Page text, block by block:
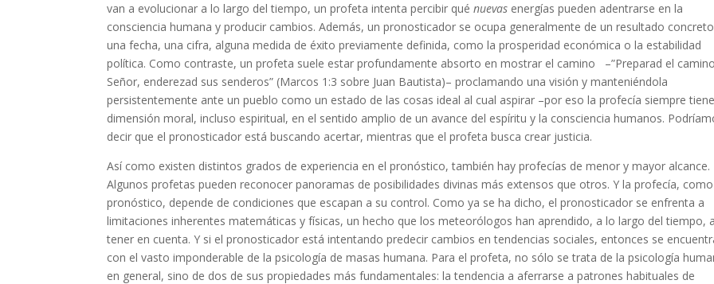
van a evolucionar a lo largo del tiempo, un profeta intenta percibir quénuevas energías pueden adentrarse en la
consciencia humana y producir cambios. Además, un pronosticador se ocupa generalmente de un resultado
una fecha, una cifra, alguna medida de éxito previamente definida, como la prosperidad económica o la estabilidad
política. Como contraste, un profeta suele estar profundamente absorto en mostrar el camino –”Preparad el
Señor, enderezad sus senderos” (Marcos 1:3 sobre Juan Bautista)– proclamando una visión y manteniéndola
persistentemente ante un pueblo como un estado de las cosas ideal al cual aspirar –por eso la profecía siempre
dimensión moral, incluso espiritual, en el sentido amplio de un avance del espíritu y la consciencia humanos.
decir que el pronosticador está buscando acertar, mientras que el profeta busca crear justicia.
Así como existen distintos grados de experiencia en el pronóstico, también hay profecías de menor y mayor alcance.
Algunos profetas pueden reconocer panoramas de posibilidades divinas más extensos que otros. Y la profecía,
pronóstico, depende de condiciones que escapan a su control. Como ya se ha dicho, el pronosticador se enfrenta a
limitaciones inherentes matemáticas y físicas, un hecho que los meteorólogos han aprendido, a lo largo del tiempo, a
tener en cuenta. Y si el pronosticador está intentando predecir cambios en tendencias sociales, entonces se
con el vasto imponderable de la psicología de masas humana. Para el profeta, no sólo se trata de la psicología
en general, sino de dos de sus propiedades más fundamentales: la tendencia a aferrarse a patrones habituales de